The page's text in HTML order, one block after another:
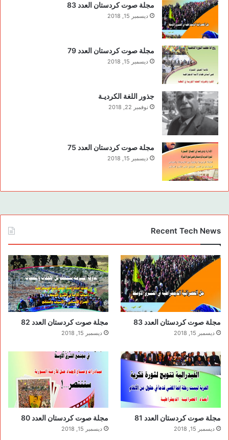
مجلة صوت كردستان العدد 83
ديسمبر 15, 2018
مجلة صوت كردستان العدد 79
ديسمبر 15, 2018
جذور اللغة الكرديـة
نوفمبر 22, 2018
مجلة صوت كردستان العدد 75
ديسمبر 15, 2018
Recent Tech News
مجلة صوت كردستان العدد 83
ديسمبر 15, 2018
مجلة صوت كردستان العدد 82
ديسمبر 15, 2018
مجلة صوت كردستان العدد 81
ديسمبر 15, 2018
مجلة صوت كردستان العدد 80
ديسمبر 15, 2018